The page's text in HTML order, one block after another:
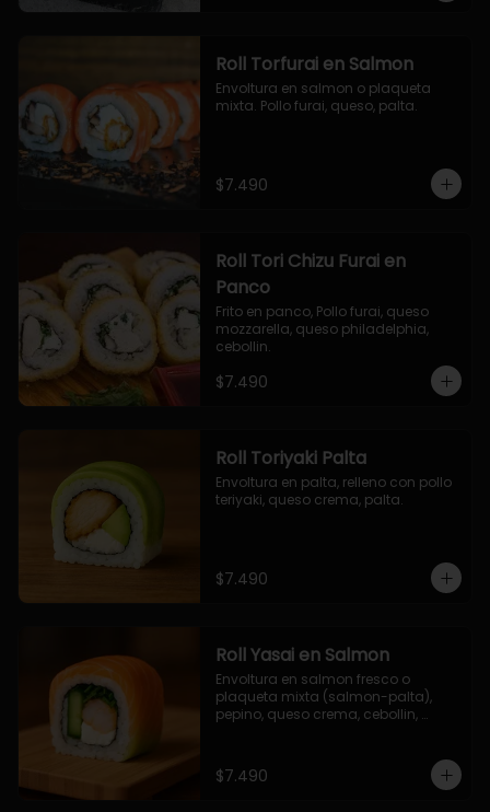
Roll Torfurai en Salmon
Envoltura en salmon o plaqueta
mixta. Pollo furai, queso, palta.
$7.490
Roll Tori Chizu Furai en
Panco
Frito en panco, Pollo furai, queso
mozzarella, queso philadelphia,
cebollin.
$7.490
Roll Toriyaki Palta
Envoltura en palta, relleno con pollo
teriyaki, queso crema, palta.
$7.490
Roll Yasai en Salmon
Envoltura en salmon fresco o
plaqueta mixta (salmon-palta),
pepino, queso crema, cebollin,
$7.490